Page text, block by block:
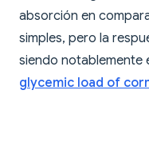
absorción en
simples, pero la
siendo notablemente
glycemic load of